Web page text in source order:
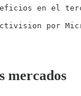
en el
por
mercados